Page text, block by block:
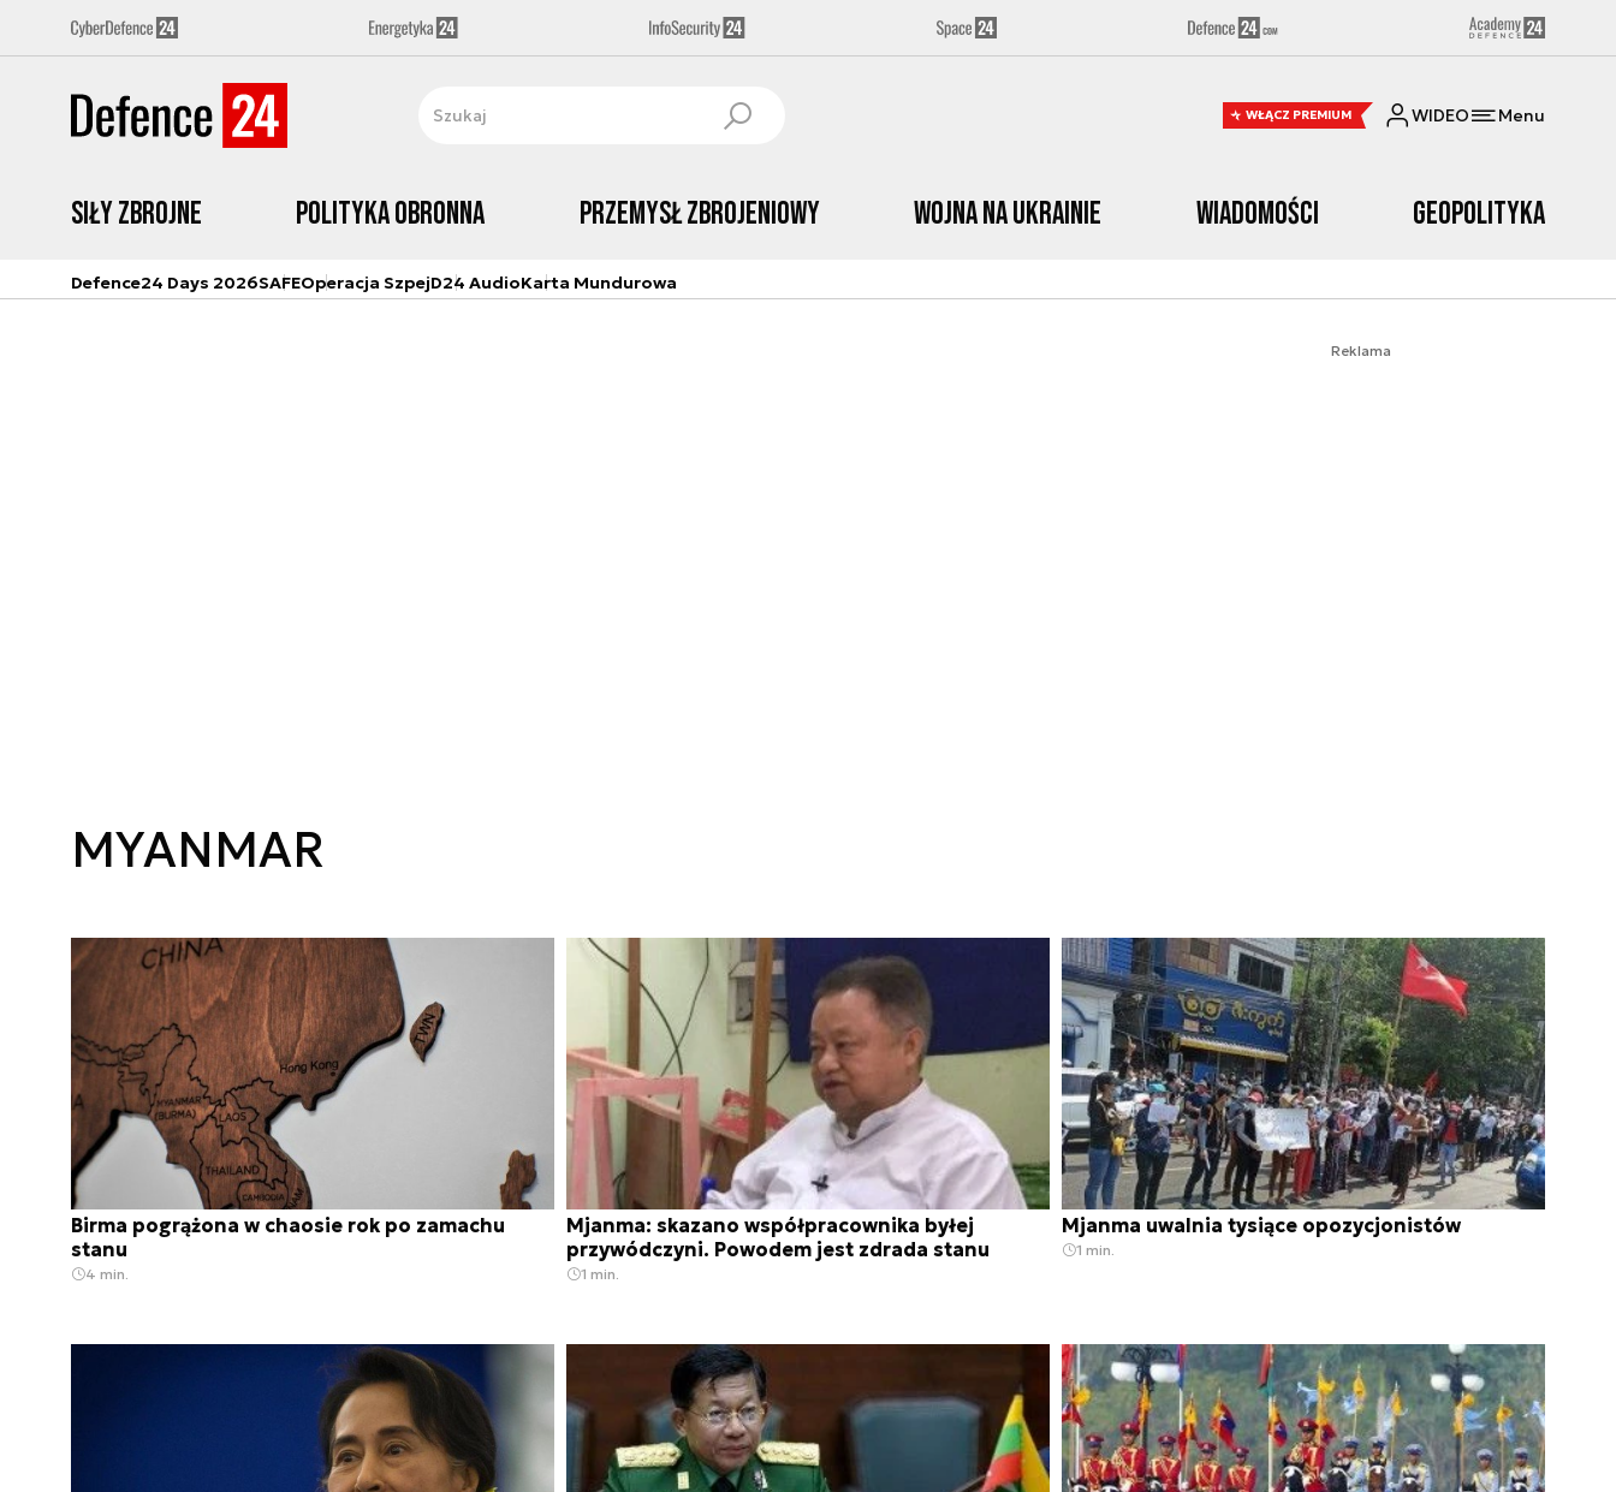
WŁĄCZ PREMIUM WIDEO Menu
Siły zbrojne Polityka obronna Przemysł Zbrojeniowy Wojna na Ukrainie Wiadomości Geopolityka
Defence24 Days 2026SAFEOperacja SzpejD24 AudioKarta Mundurowa
Reklama
MYANMAR
Birma pogrążona w chaosie rok po zamachu
stanu
4 min.
Mjanma: skazano współpracownika byłej
przywódczyni. Powodem jest zdrada stanu
1 min.
Mjanma uwalnia tysiące opozycjonistów
1 min.